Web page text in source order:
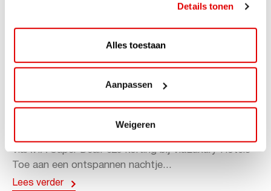
Details tonen
Alles toestaan
Aanpassen
Weigeren
ViaAVIA Super Deal: 20% korting bij
ViaLuxury Hotels
ViaAVIA Super Deal: €25 korting bij ViaLuxury Hotels
Toe aan een ontspannen nachtje...
Lees verder